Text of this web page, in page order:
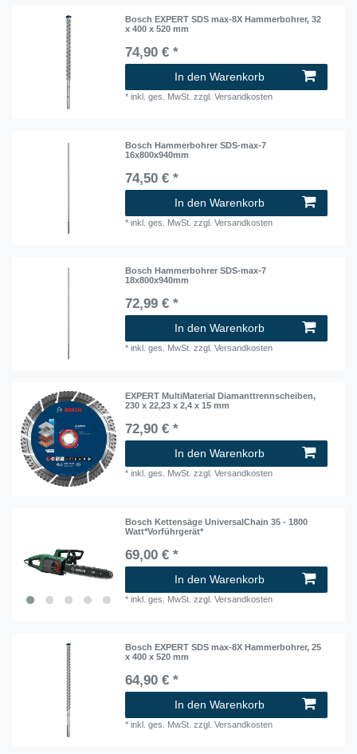
Bosch EXPERT SDS max-8X Hammerbohrer, 32
x 400 x 520 mm
74,90 € *
In den Warenkorb
*inkl. ges. MwSt. zzgl.Versandkosten
Bosch Hammerbohrer SDS-max-7
16x800x940mm
74,50 € *
In den Warenkorb
*inkl. ges. MwSt. zzgl.Versandkosten
Bosch Hammerbohrer SDS-max-7
18x800x940mm
72,99 € *
In den Warenkorb
*inkl. ges. MwSt. zzgl.Versandkosten
EXPERT MultiMaterial Diamanttrennscheiben,
230 x 22,23 x 2,4 x 15 mm
72,90 € *
In den Warenkorb
*inkl. ges. MwSt. zzgl.Versandkosten
Bosch Kettensäge UniversalChain 35 - 1800
Watt*Vorführgerät*
69,00 € *
In den Warenkorb
*inkl. ges. MwSt. zzgl.Versandkosten
Bosch EXPERT SDS max-8X Hammerbohrer, 25
x 400 x 520 mm
64,90 € *
In den Warenkorb
*inkl. ges. MwSt. zzgl.Versandkosten